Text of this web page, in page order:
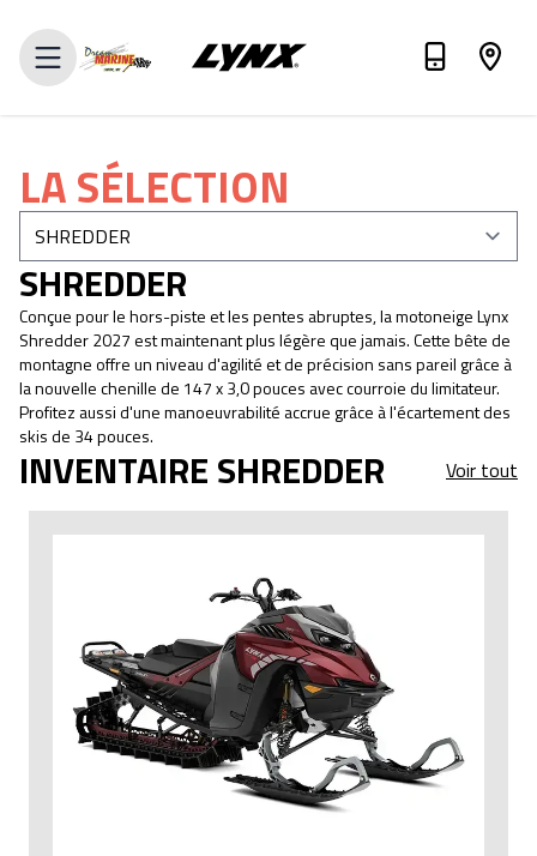
ÉVALUEZ VOTRE ÉCHANGE
LA SÉLECTION
SHREDDER
Conçue pour le hors-piste et les pentes abruptes, la motoneige Lynx
Shredder 2027 est maintenant plus légère que jamais. Cette bête de
montagne offre un niveau d'agilité et de précision sans pareil grâce à
la nouvelle chenille de 147 x 3,0 pouces avec courroie du limitateur.
Profitez aussi d'une manoeuvrabilité accrue grâce à l'écartement des
skis de 34 pouces.
INVENTAIRE SHREDDER Voir tout